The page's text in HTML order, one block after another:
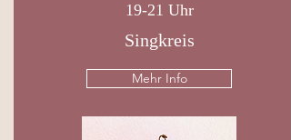
19-21 Uhr
Singkreis
Mehr Info